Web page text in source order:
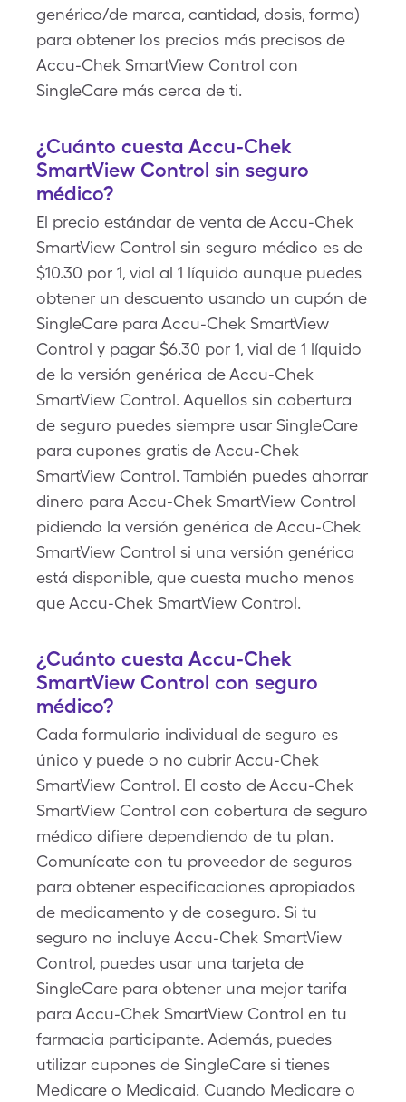
genérico/de marca, cantidad, dosis, forma)
para obtener los precios más precisos de
Accu-Chek SmartView Control con
SingleCare más cerca de ti.
¿Cuánto cuesta Accu-Chek
SmartView Control sin seguro
médico?
El precio estándar de venta de Accu-Chek
SmartView Control sin seguro médico es de
$10.30 por 1, vial al 1 líquido aunque puedes
obtener un descuento usando un cupón de
SingleCare para Accu-Chek SmartView
Control y pagar $6.30 por 1, vial de 1 líquido
de la versión genérica de Accu-Chek
SmartView Control. Aquellos sin cobertura
de seguro puedes siempre usar SingleCare
para cupones gratis de Accu-Chek
SmartView Control. También puedes ahorrar
dinero para Accu-Chek SmartView Control
pidiendo la versión genérica de Accu-Chek
SmartView Control si una versión genérica
está disponible, que cuesta mucho menos
que Accu-Chek SmartView Control.
¿Cuánto cuesta Accu-Chek
SmartView Control con seguro
médico?
Cada formulario individual de seguro es
único y puede o no cubrir Accu-Chek
SmartView Control. El costo de Accu-Chek
SmartView Control con cobertura de seguro
médico difiere dependiendo de tu plan.
Comunícate con tu proveedor de seguros
para obtener especificaciones apropiados
de medicamento y de coseguro. Si tu
seguro no incluye Accu-Chek SmartView
Control, puedes usar una tarjeta de
SingleCare para obtener una mejor tarifa
para Accu-Chek SmartView Control en tu
farmacia participante. Además, puedes
utilizar cupones de SingleCare si tienes
Medicare o Medicaid. Cuando Medicare o